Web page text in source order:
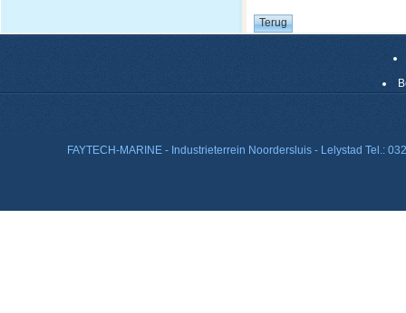
FAYTECH-MARINE - Industrieterrein Noordersluis - Lelystad Tel.: